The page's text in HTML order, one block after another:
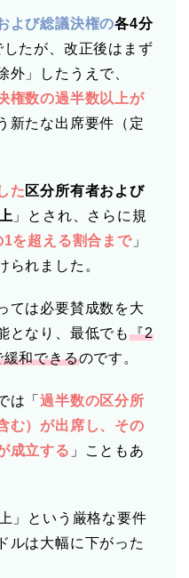
よび総議決権の各4分
したが、改正後はまず
外」したうえで、
権数の過半数以上が
新たな出席要件（定
た 区分所有者および
」とされ、さらに規
1を超える割合まで」
られました。
ては必要賛成数を大
となり、最低でも『2
和できるのです。
は「過半数の区分所
む）が出席し、その
成立する 」こともあ
」という厳格な要件
ルは大幅に下がった